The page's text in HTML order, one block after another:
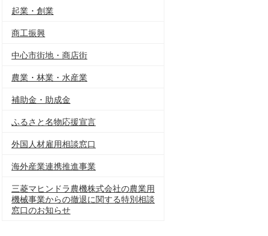
起業・創業
商工振興
中心市街地・商店街
農業・林業・水産業
補助金・助成金
ふるさと名物応援宣言
外国人材雇用相談窓口
海外産業連携推進事業
三菱マヒンドラ農機株式会社の農業用
機械事業からの撤退に関する特別相談
窓口のお知らせ